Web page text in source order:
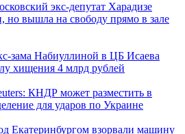
экс-депутат Харадизе
но вышла на свободу прямо в зале
зама Набиуллиной в ЦБ Исаева
хищения 4 млрд рублей
КНДР может разместить в
для ударов по Украине
Екатеринбургом взорвали машину